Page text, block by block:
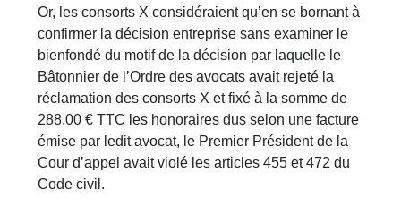
Or, les consorts X considéraient qu’en se bornant à
confirmer la décision entreprise sans examiner le
bienfondé du motif de la décision par laquelle le
Bâtonnier de l’Ordre des avocats avait rejeté la
réclamation des consorts X et fixé à la somme de
288.00 € TTC les honoraires dus selon une facture
émise par ledit avocat, le Premier Président de la
Cour d’appel avait violé les articles 455 et 472 du
Code civil.